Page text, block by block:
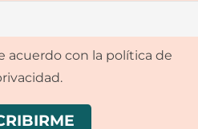
acuerdo con la política de